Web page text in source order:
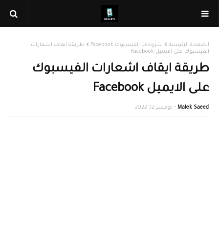
الصفحة الرئيسية شروحات الفيسبوك Facebook
طريقة ايقاف اشعارات
الفيسبوك على الايميل Facebook
طريقة ايقاف اشعارات الفيسبوك
على الايميل Facebook
Malek Saeed نوفمبر 12, 2022